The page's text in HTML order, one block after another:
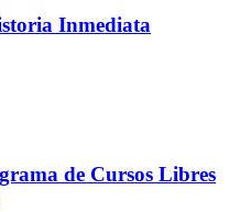
Inmediata
de Cursos Libres